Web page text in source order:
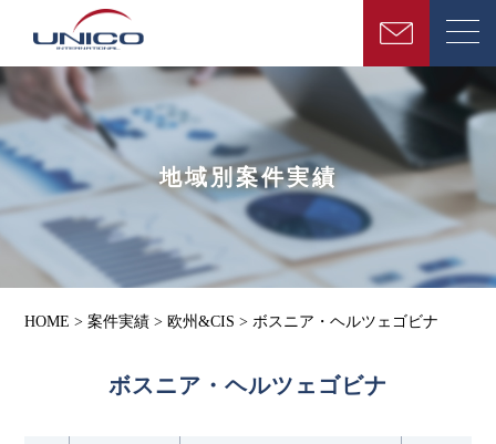
地域別案件実績
HOME >案件実績 > 欧州&CIS >ボスニア・ヘルツェゴビナ
ボスニア・ヘルツェゴビナ